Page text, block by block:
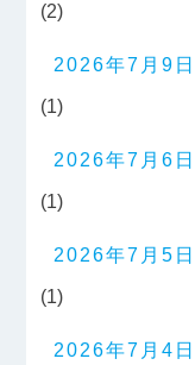
(2)
2026年7月9日
(1)
2026年7月6日
(1)
2026年7月5日
(1)
2026年7月4日